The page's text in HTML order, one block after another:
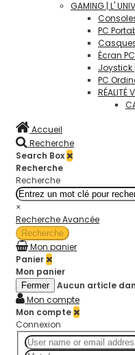
GAMING | L'
PC
Écran
Joystick
PC
RÉALITÉ
Accueil
Recherche
Search Box
Recherche
Recherche
×
Recherche Avancée
Recherche
Mon panier
Panier
Mon panier
Fermer
Aucun article
Mon compte
Mon compte
Connexion